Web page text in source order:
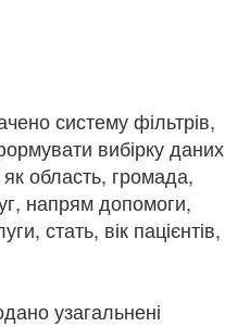
систему фільтрів,
вибірку даних
область, громада,
напрям допомоги,
стать, вік пацієнтів,
узагальнені